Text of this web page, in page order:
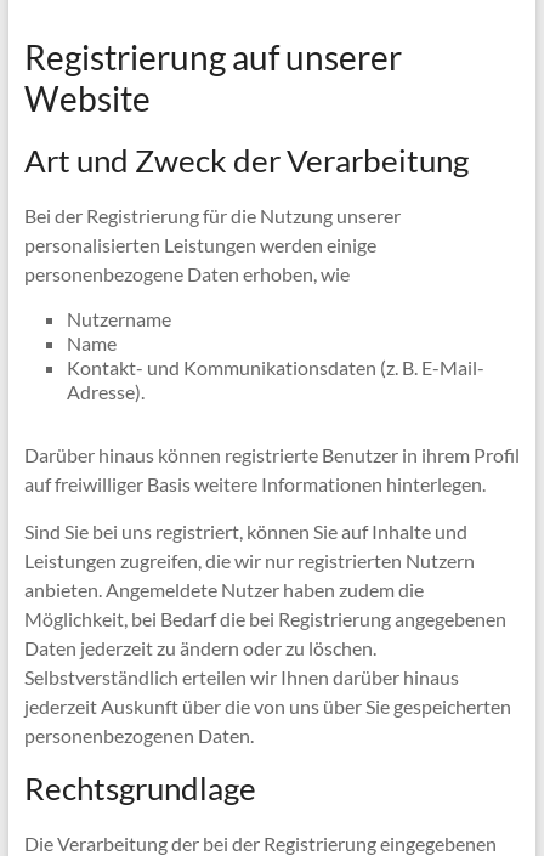
Registrierung auf unserer
Website
Art und Zweck der Verarbeitung
Bei der Registrierung für die Nutzung unserer
personalisierten Leistungen werden einige
personenbezogene Daten erhoben, wie
Nutzername
Name
Kontakt- und Kommunikationsdaten (z. B. E-Mail-
Adresse).
Darüber hinaus können registrierte Benutzer in ihrem Profil
auf freiwilliger Basis weitere Informationen hinterlegen.
Sind Sie bei uns registriert, können Sie auf Inhalte und
Leistungen zugreifen, die wir nur registrierten Nutzern
anbieten. Angemeldete Nutzer haben zudem die
Möglichkeit, bei Bedarf die bei Registrierung angegebenen
Daten jederzeit zu ändern oder zu löschen.
Selbstverständlich erteilen wir Ihnen darüber hinaus
jederzeit Auskunft über die von uns über Sie gespeicherten
personenbezogenen Daten.
Rechtsgrundlage
Die Verarbeitung der bei der Registrierung eingegebenen